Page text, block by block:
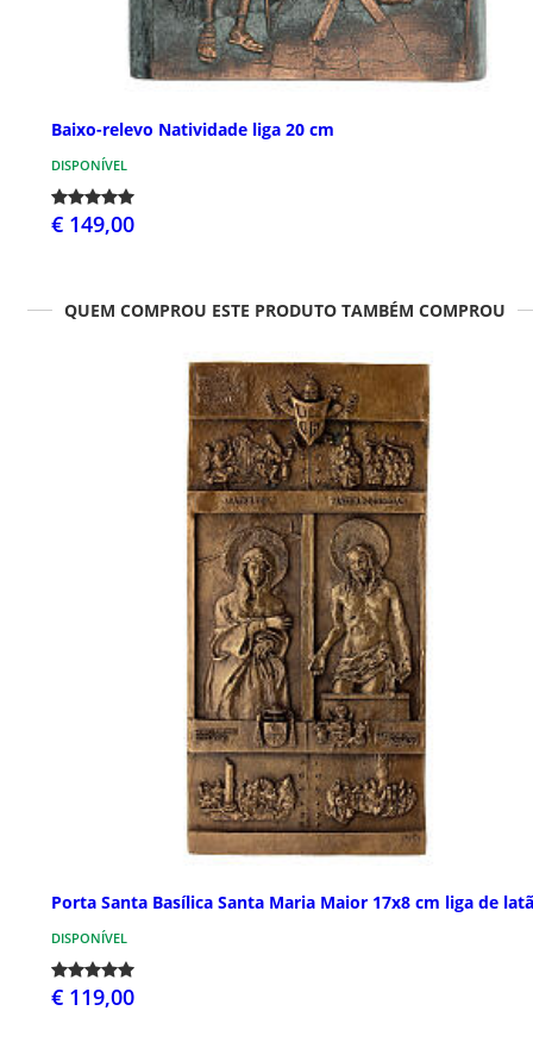
Baixo-relevo Natividade liga 20 cm
DISPONÍVEL
€ 149,00
QUEM COMPROU ESTE PRODUTO TAMBÉM COMPROU
Porta Santa Basílica Santa Maria Maior 17x8 cm liga de
DISPONÍVEL
€ 119,00